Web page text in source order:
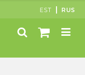
EST RUS